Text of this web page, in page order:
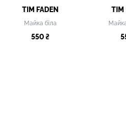
TIM FADEN
Майка біла
550 ₴
TIM